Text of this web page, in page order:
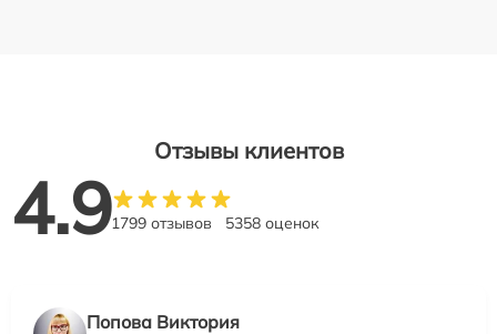
Отзывы клиентов
4.91799 отзывов 5358 оценок
Попова Виктория